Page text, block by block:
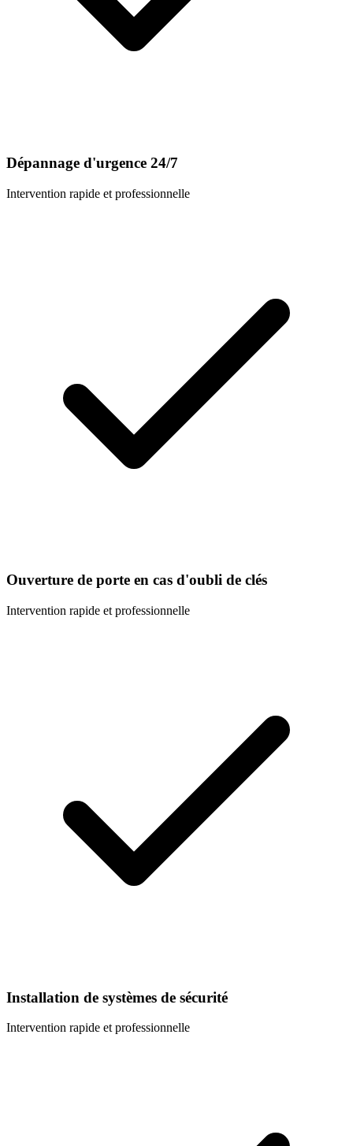
Dépannage d'urgence 24/7
Intervention rapide et professionnelle
Ouverture de porte en cas d'oubli de clés
Intervention rapide et professionnelle
Installation de systèmes de sécurité
Intervention rapide et professionnelle